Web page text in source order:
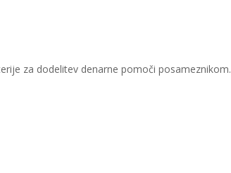
za dodelitev denarne pomoči posameznikom.